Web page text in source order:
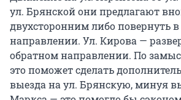
ул. Брянской они предлагают
двухсторонним либо повернуть
направлении. Ул. Кирова —
обратном направлении. По
это поможет сделать
выезда на ул. Брянскую, минуя